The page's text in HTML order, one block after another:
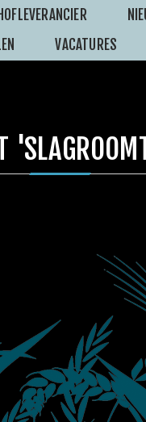
HOFLEVERANCIER
VACATURES